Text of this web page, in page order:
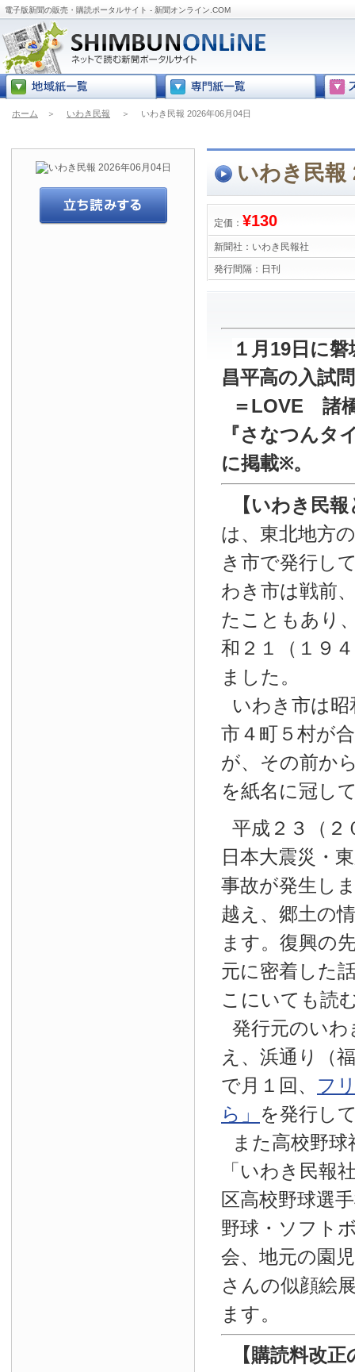
電子版新聞の販売・購読ポータルサイト - 新聞オンライン.COM
ホーム ＞ いわき民報 ＞ いわき民報 2026年06月04日
いわき民報
定価： ¥130
新聞社： いわき民報社
発行間隔： 日刊
１月19日に
昌平高の入試
＝LOVE 諸
『さなつんタ
に掲載※。
【いわき民
は、東北地方
き市で発行し
わき市は戦前
たこともあり
和２１（１９
ました。
いわき市は昭
市４町５村が
が、その前か
を紙名に冠し
平成２３（２
日本大震災・
事故が発生し
越え、郷土の
ます。復興の
元に密着した
こにいても読
発行元のいわ
え、浜通り（
で月１回、 フ
ら」 を発行し
また高校野
「いわき民報
区高校野球選
野球・ソフト
会、地元の園
さんの似顔絵
ます。
【購読料改正